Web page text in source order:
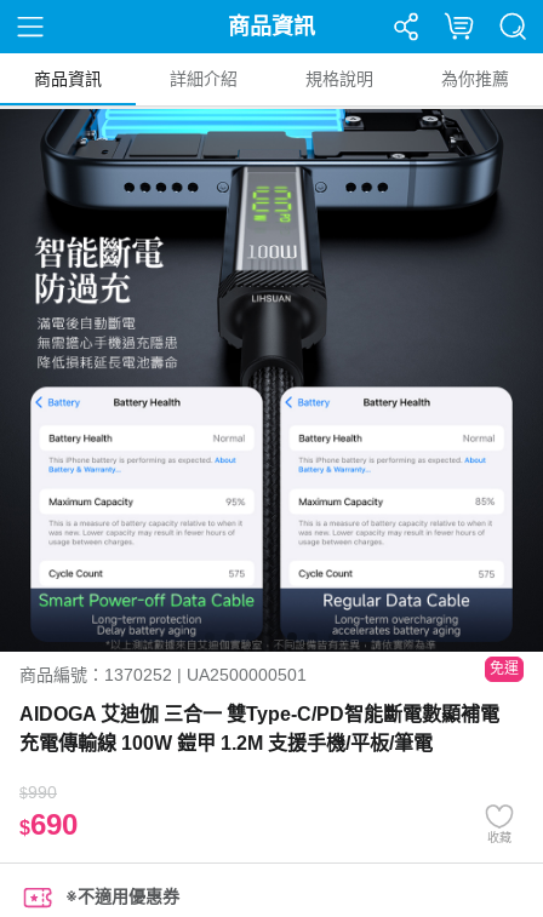
商品資訊
商品資訊 詳細介紹 規格說明 為你推薦
商品編號：1370252 | UA2500000501 免運
AIDOGA 艾迪伽 三合一 雙Type-C/PD智能斷電數顯補電
充電傳輸線 100W 鎧甲 1.2M 支援手機/平板/筆電
$990
$690 收藏
※不適用優惠券